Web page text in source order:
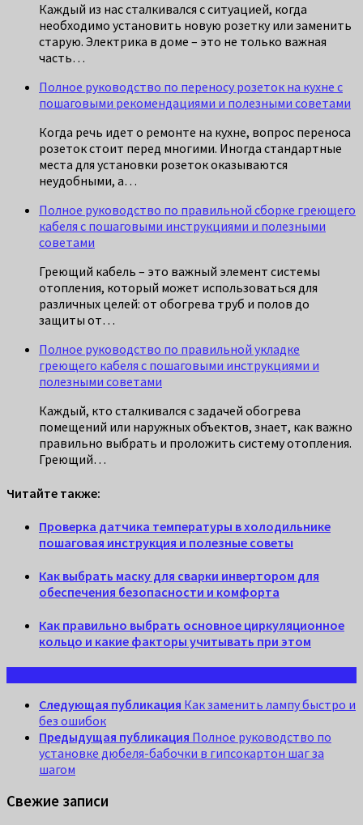
Каждый из нас сталкивался с ситуацией, когда
необходимо установить новую розетку или заменить
старую. Электрика в доме – это не только важная
часть…
Полное руководство по переносу розеток на кухне с
пошаговыми рекомендациями и полезными советами
Когда речь идет о ремонте на кухне, вопрос переноса
розеток стоит перед многими. Иногда стандартные
места для установки розеток оказываются
неудобными, а…
Полное руководство по правильной сборке греющего
кабеля с пошаговыми инструкциями и полезными
советами
Греющий кабель – это важный элемент системы
отопления, который может использоваться для
различных целей: от обогрева труб и полов до
защиты от…
Полное руководство по правильной укладке
греющего кабеля с пошаговыми инструкциями и
полезными советами
Каждый, кто сталкивался с задачей обогрева
помещений или наружных объектов, знает, как важно
правильно выбрать и проложить систему отопления.
Греющий…
Читайте также:
Проверка датчика температуры в холодильнике
пошаговая инструкция и полезные советы
Как выбрать маску для сварки инвертором для
обеспечения безопасности и комфорта
Как правильно выбрать основное циркуляционное
кольцо и какие факторы учитывать при этом
Следующая публикация Как заменить лампу быстро и
без ошибок
Предыдущая публикация Полное руководство по
установке дюбеля-бабочки в гипсокартон шаг за
шагом
Свежие записи